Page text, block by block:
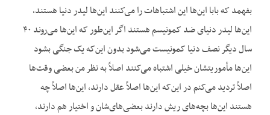
بفهمد که بابا این‌ها این اشتباهات را می‌کنند این‌ها لیدر دنیا هستند،
این‌ها لیدر دنیای ضد کمونیسم هستند اگر این‌طور که این‌ها می‌روند ۴۰
سال دیگر نصف دنیا کمونیست می‌شود بدون این‌که یک جنگی بشود
این‌ها مأموریتشان خیلی اشتباه می‌کنند اصلاً به نظر من بعضی وقت‌ها
اصلاً تردید می‌کنم در این‌که این‌ها اصلاً عقل دارند، این‌ها اصلاً چه
هستند این‌ها بچه‌های ریش دارند بعضی‌های‌شان و اختیار هم دارند،